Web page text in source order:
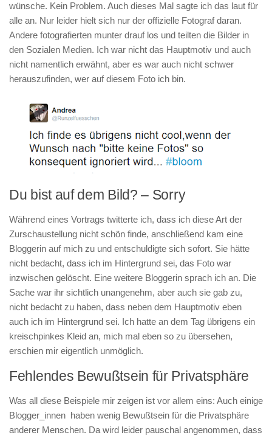
wünsche. Kein Problem. Auch dieses Mal sagte ich das laut für
alle an. Nur leider hielt sich nur der offizielle Fotograf daran.
Andere fotografierten munter drauf los und teilten die Bilder in
den Sozialen Medien. Ich war nicht das Hauptmotiv und auch
nicht namentlich erwähnt, aber es war auch nicht schwer
herauszufinden, wer auf diesem Foto ich bin.
Du bist auf dem Bild? – Sorry
Während eines Vortrags twitterte ich, dass ich diese Art der
Zurschaustellung nicht schön finde, anschließend kam eine
Bloggerin auf mich zu und entschuldigte sich sofort. Sie hätte
nicht bedacht, dass ich im Hintergrund sei, das Foto war
inzwischen gelöscht. Eine weitere Bloggerin sprach ich an. Die
Sache war ihr sichtlich unangenehm, aber auch sie gab zu,
nicht bedacht zu haben, dass neben dem Hauptmotiv eben
auch ich im Hintergrund sei. Ich hatte an dem Tag übrigens ein
kreischpinkes Kleid an, mich mal eben so zu übersehen,
erschien mir eigentlich unmöglich.
Fehlendes Bewußtsein für Privatsphäre
Was all diese Beispiele mir zeigen ist vor allem eins: Auch einige
Blogger_innen haben wenig Bewußtsein für die Privatsphäre
anderer Menschen. Da wird leider pauschal angenommen, dass